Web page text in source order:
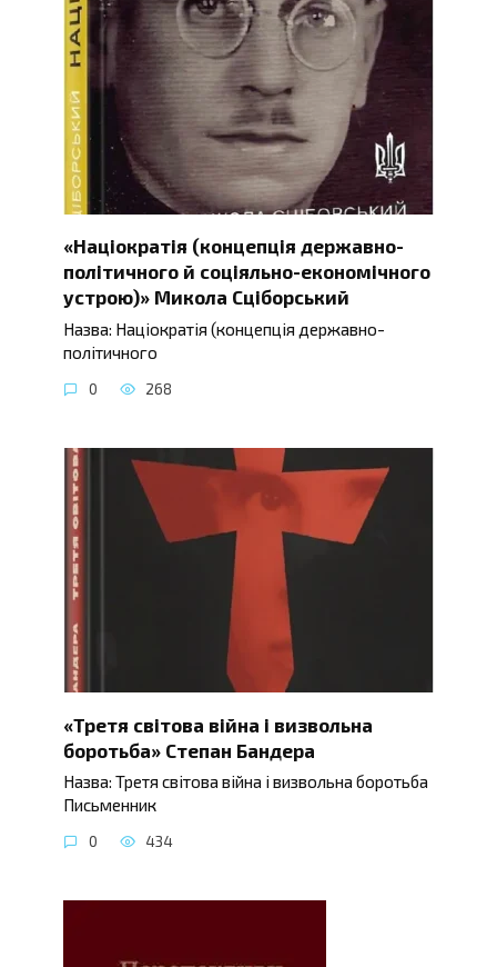
«Націократія (концепція державно-
політичного й соціяльно-економічного
устрою)» Микола Сціборський
Назва: Націократія (концепція державно-
політичного
0 268
«Третя світова війна і визвольна
боротьба» Степан Бандера
Назва: Третя світова війна і визвольна боротьба
Письменник
0 434